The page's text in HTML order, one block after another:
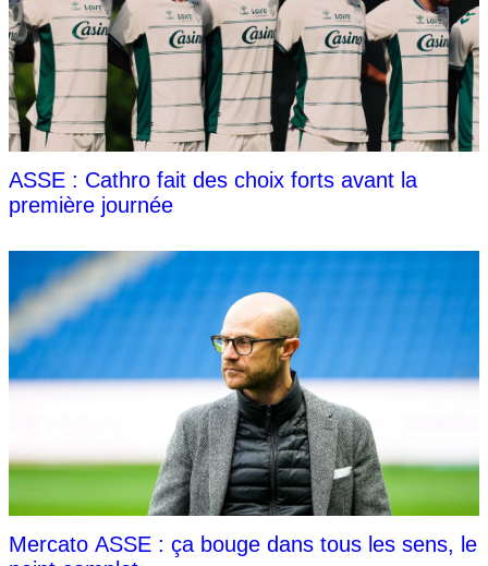
ASSE : Cathro fait des choix forts avant la
première journée
Mercato ASSE : ça bouge dans tous les sens, le